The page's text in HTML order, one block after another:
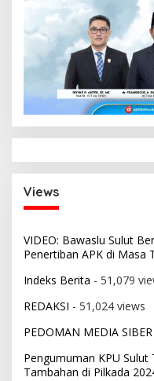
Views
VIDEO: Bawaslu Sulut
Penertiban APK di Masa
Indeks Berita - 51,079
REDAKSI - 51,024 views
PEDOMAN MEDIA SIBER
Pengumuman KPU
Tambahan di Pilkada